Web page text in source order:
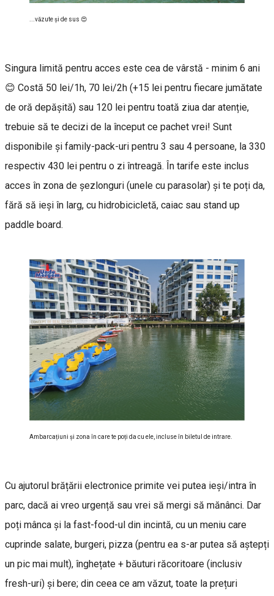
...văzute și de sus 😍
Singura limită pentru acces este cea de vârstă - minim 6 ani
😊 Costă 50 lei/1h, 70 lei/2h (+15 lei pentru fiecare jumătate
de oră depășită) sau 120 lei pentru toată ziua dar atenție,
trebuie să te decizi de la început ce pachet vrei! Sunt
disponibile și family-pack-uri pentru 3 sau 4 persoane, la 330
respectiv 430 lei pentru o zi întreagă. În tarife este inclus
acces în zona de șezlonguri (unele cu parasolar) și te poți da,
fără să ieși în larg, cu hidrobicicletă, caiac sau stand up
paddle board.
Ambarcațiuni și zona în care te poți da cu ele, incluse în biletul de intrare.
Cu ajutorul brățării electronice primite vei putea ieși/intra în
parc, dacă ai vreo urgență sau vrei să mergi să mănânci. Dar
poți mânca și la fast-food-ul din incintă, cu un meniu care
cuprinde salate, burgeri, pizza (pentru ea s-ar putea să aștepți
un pic mai mult), înghețate + băuturi răcoritoare (inclusiv
fresh-uri) și bere; din ceea ce am văzut, toate la prețuri